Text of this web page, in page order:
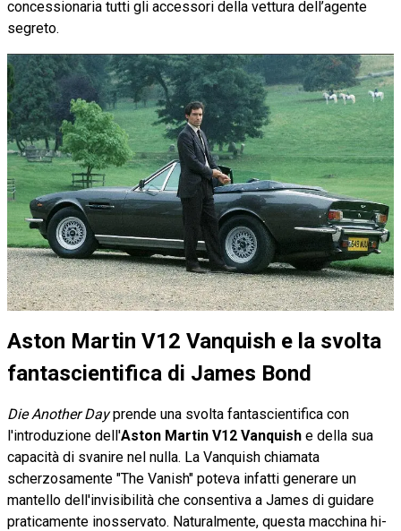
concessionaria tutti gli accessori della vettura dell’agente
segreto.
Aston Martin V12 Vanquish e la svolta
fantascientifica di James Bond
Die Another Dayprende una svolta fantascientifica con
l'introduzione dell'Aston Martin V12 Vanquish e della sua
capacità di svanire nel nulla. La Vanquish chiamata
scherzosamente "The Vanish" poteva infatti generare un
mantello dell'invisibilità che consentiva a James di guidare
praticamente inosservato. Naturalmente, questa macchina hi-